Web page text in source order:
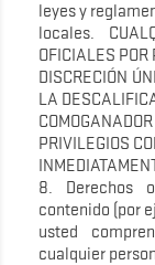
leyes y
locales.
OFICIALES POR
DISCRECIÓN
LA
PRIVILEGIOS
8. Derechos
contenido (por
usted
cualquier